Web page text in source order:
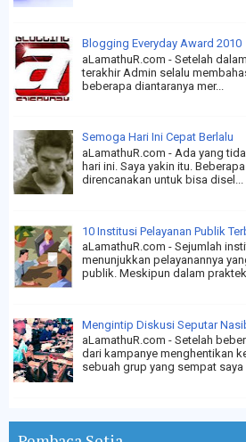
Blogging Everyday Award 2010
aLamathuR.com - Setelah
terakhir Admin selalu
beberapa diantaranya mer...
Semoga Hari Ini Cepat Berlalu
aLamathuR.com - Ada yang
hari ini. Saya yakin itu.
direncanakan untuk bisa disel...
10 Institusi Pelayanan Publik
aLamathuR.com - Sejumlah
menunjukkan pelayanannya
publik. Meskipun dalam
Mengintip Diskusi Seputar
aLamathuR.com - Setelah
dari kampanye menghentikan
sebuah grup yang sempat saya